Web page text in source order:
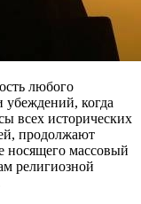
любого
убеждений, когда
всех исторических
продолжают
носящего массовый
религиозной